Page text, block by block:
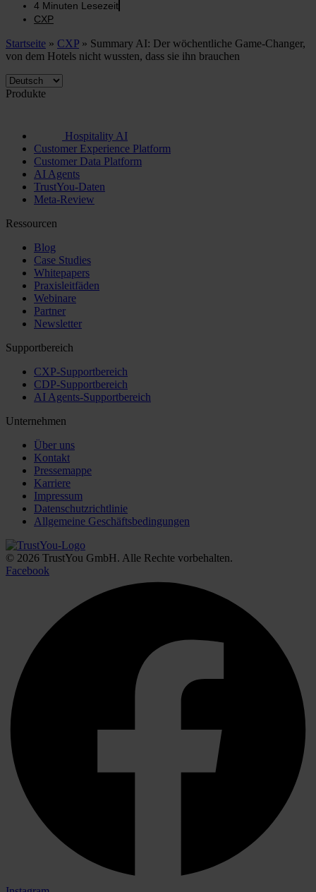
4 Minuten Lesezeit
CXP
Startseite » CXP » Summary AI: Der wöchentliche Game-Changer,
von dem Hotels nicht wussten, dass sie ihn brauchen
Produkte
Hospitality AI
Customer Experience Platform
Customer Data Platform
AI Agents
TrustYou-Daten
Meta-Review
Ressourcen
Blog
Case Studies
Whitepapers
Praxisleitfäden
Webinare
Partner
Newsletter
Supportbereich
CXP-Supportbereich
CDP-Supportbereich
AI Agents-Supportbereich
Unternehmen
Über uns
Kontakt
Pressemappe
Karriere
Impressum
Datenschutzrichtlinie
Allgemeine Geschäftsbedingungen
© 2026 TrustYou GmbH. Alle Rechte vorbehalten.
Facebook